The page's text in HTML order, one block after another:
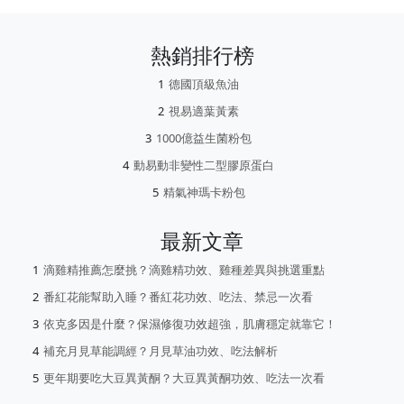
熱銷排行榜
德國頂級魚油
視易適葉黃素
1000億益生菌粉包
動易動非變性二型膠原蛋白
精氣神瑪卡粉包
最新文章
滴雞精推薦怎麼挑？滴雞精功效、雞種差異與挑選重點
番紅花能幫助入睡？番紅花功效、吃法、禁忌一次看
依克多因是什麼？保濕修復功效超強，肌膚穩定就靠它！
補充月見草能調經？月見草油功效、吃法解析
更年期要吃大豆異黃酮？大豆異黃酮功效、吃法一次看